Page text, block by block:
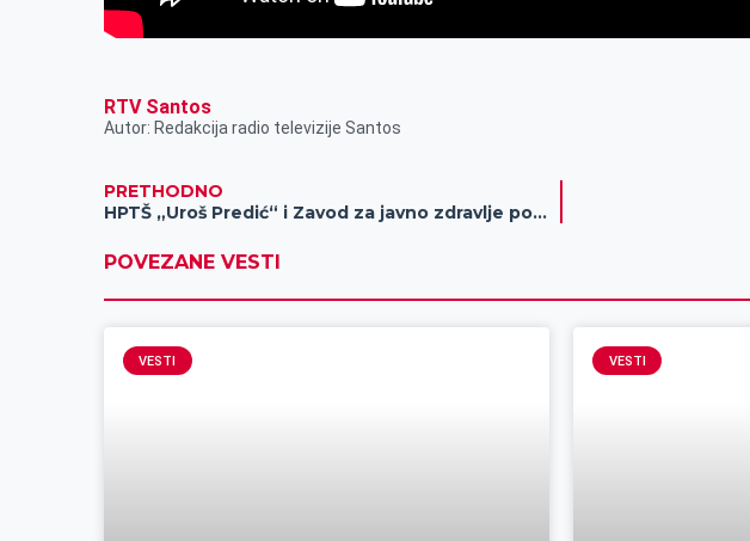
RTV Santos
Autor: Redakcija radio televizije Santos
PRETHODNO
HPTŠ „Uroš Predić“ i Zavod za javno zdravlje potpisali Ugovor o poslovno – tehničkoj saradnji
POVEZANE VESTI
VESTI VESTI